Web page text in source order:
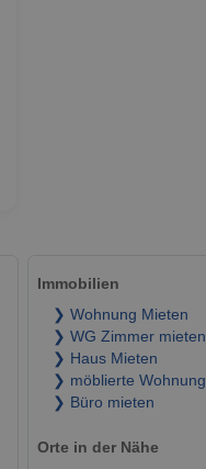
Immobilien
❯ Wohnung Mieten
❯ WG Zimmer mieten
❯ Haus Mieten
❯ möblierte Wohnung
❯ Büro mieten
Orte in der Nähe